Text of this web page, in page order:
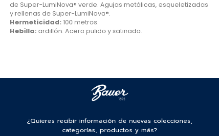
de Super-LumiNova® verde. Agujas metálicas, esqueletizadas
y rellenas de Super-LumiNova®.
Hermeticidad: 100 metros.
Hebilla: ardillón. Acero pulido y satinado.
¿Quieres recibir información de nuevas colecciones,
categorías, productos y más?